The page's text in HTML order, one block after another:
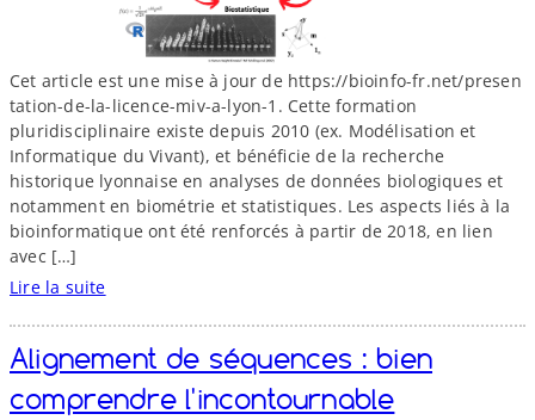
2
5
à
t
o
u
s
Cet article est une mise à jour de https://​bioinfo​-fr​.net/​p​r​e​s​e​n​
t​a​t​i​o​n​-​d​e​-​l​a​-​l​i​c​e​n​c​e​-​m​i​v​-​a​-​l​y​o​n-1. Cette formation
pluridisciplinaire existe depuis 2010 (ex. Modélisation et
Informatique du Vivant), et bénéficie de la recherche
historique lyonnaise en analyses de données biologiques et
notamment en biométrie et statistiques. Les aspects liés à la
bioinformatique ont été renforcés à partir de 2018, en lien
avec […]
Lire la suite
i
e
Alignement de séquences : bien
comprendre l'incontournable